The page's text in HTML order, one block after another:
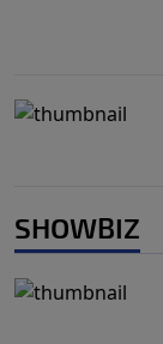
SHOWBIZ